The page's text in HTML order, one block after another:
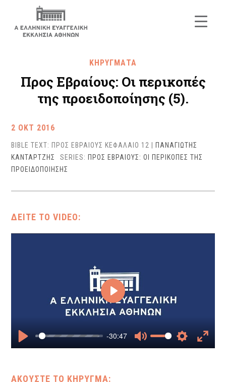
ΚΗΡΥΓΜΑΤΑ
Προς Εβραίους: Οι περικοπές
της προειδοποίησης (5).
2 ΟΚΤ 2016
BIBLE TEXT: ΠΡΟΣ ΕΒΡΑΙΟΥΣ ΚΕΦΑΛΑΙΟ 12
ΠΑΝΑΓΙΩΤΗΣ
ΚΑΝΤΑΡΤΖΗΣ
SERIES: ΠΡΟΣ ΕΒΡΑΙΟΥΣ: ΟΙ ΠΕΡΙΚΟΠΕΣ ΤΗΣ
ΠΡΟΕΙΔΟΠΟΙΗΣΗΣ
Play
-30:47
Mute
SettingsEnter
Play